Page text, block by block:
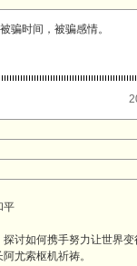
骗时间，被骗感情。
平
讨如何携手努力让世界
尤索枢机祈祷。